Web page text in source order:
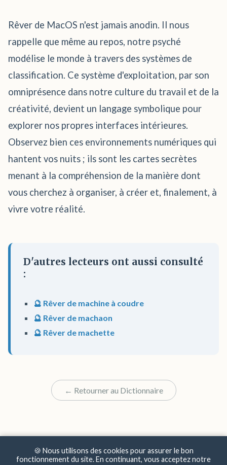
Rêver de MacOS n'est jamais anodin. Il nous
rappelle que même au repos, notre psyché
modélise le monde à travers des systèmes de
classification. Ce système d'exploitation, par son
omniprésence dans notre culture du travail et de la
créativité, devient un langage symbolique pour
explorer nos propres interfaces intérieures.
Observez bien ces environnements numériques qui
hantent vos nuits ; ils sont les cartes secrètes
menant à la compréhension de la manière dont
vous cherchez à organiser, à créer et, finalement, à
vivre votre réalité.
D'autres lecteurs ont aussi consulté
:
🔮 Rêver de machine à coudre
🔮 Rêver de machaon
🔮 Rêver de machette
← Retourner au Dictionnaire
🍪 Nous utilisons des cookies pour assurer le bon
fonctionnement du site. En continuant, vous acceptez notre